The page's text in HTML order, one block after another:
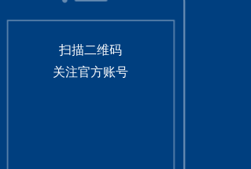
扫描二维码
关注官方账号